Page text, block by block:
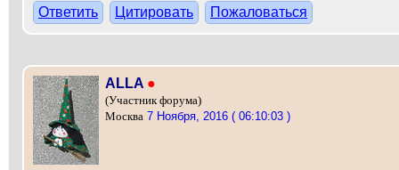
Ответить Цитировать Пожаловаться
ALLA ●
(Участник форума)
Москва 7 Ноября, 2016 ( 06:10:03 )